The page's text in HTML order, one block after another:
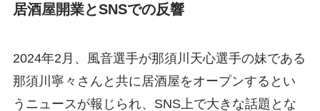
居酒屋開業とSNSでの反響
2024年2月、風音選手が那須川天心選手の妹である
那須川寧々さんと共に居酒屋をオープンするとい
うニュースが報じられ、SNS上で大きな話題とな